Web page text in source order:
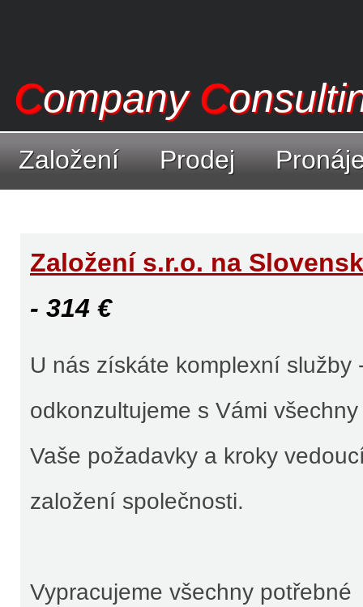
CompanyC
Založení Prodej
Založení s.r.o. na
- 314 €
U nás získáte komplexní služby
odkonzultujeme s Vámi všechny
Vaše požadavky a kroky
založení společnosti.
Vypracujeme všechny potřebné